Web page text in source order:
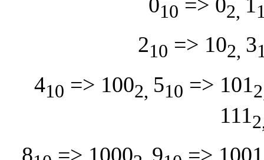
10 2,
210 => 102, 3
410 => 1002, 510 => 101
111
8 => 1000 9 => 1001